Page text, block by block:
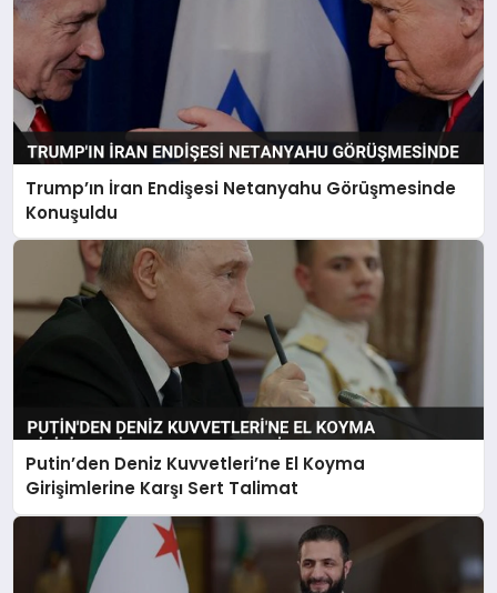
Trump’ın İran Endişesi Netanyahu Görüşmesinde
Konuşuldu
Putin’den Deniz Kuvvetleri’ne El Koyma
Girişimlerine Karşı Sert Talimat